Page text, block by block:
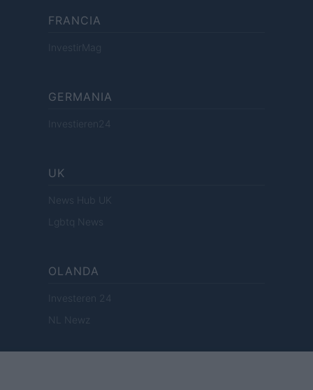
FRANCIA
InvestirMag
GERMANIA
Investieren24
UK
News Hub UK
Lgbtq News
OLANDA
Investeren 24
NL Newz